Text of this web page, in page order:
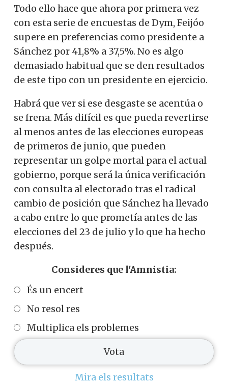
Todo ello hace que ahora por primera vez
con esta serie de encuestas de Dym, Feijóo
supere en preferencias como presidente a
Sánchez por 41,8% a 37,5%. No es algo
demasiado habitual que se den resultados
de este tipo con un presidente en ejercicio.
Habrá que ver si ese desgaste se acentúa o
se frena. Más difícil es que pueda revertirse
al menos antes de las elecciones europeas
de primeros de junio, que pueden
representar un golpe mortal para el actual
gobierno, porque será la única verificación
con consulta al electorado tras el radical
cambio de posición que Sánchez ha llevado
a cabo entre lo que prometía antes de las
elecciones del 23 de julio y lo que ha hecho
después.
Consideres que l'Amnistia:
És un encert
No resol res
Multiplica els problemes
Mira els resultats